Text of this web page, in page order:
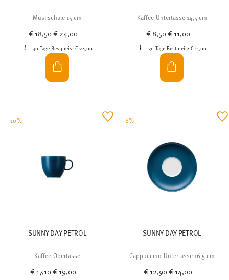
Müslischale 15 cm
€ 18,50Price reduced from
€ 24,00
30-Tage-Bestpreis:€ 24,00
Kaffee-Untertasse 14,5 cm
€ 8,50Price reduced from
€ 11,00
30-Tage-Bestpreis:€ 11,00
SUNNY DAY PETROL
Kaffee-Obertasse
€ 17,10Price reduced from
€ 19,00
-10%
SUNNY DAY PETROL
Cappuccino-Untertasse 16,5 cm
€ 12,90Price reduced from
€ 14,00
-8%